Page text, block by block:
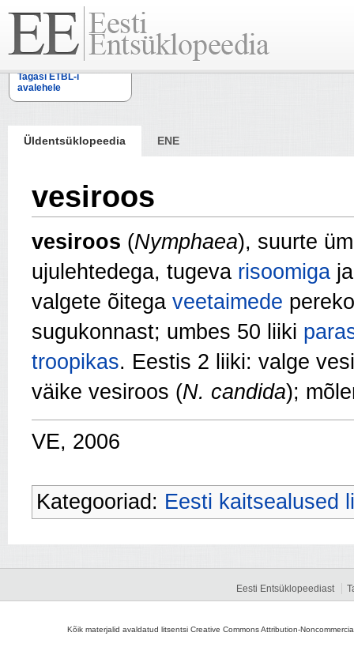
Tagasi ETBL-i
avalehele
Üldentsüklopeedia ENE
vesiroos
vesiroos (Nymphaea), suurte
ujulehtedega, tugeva risoomiga
valgete õitega veetaimede
sugukonnast; umbes 50 liiki
troopikas. Eestis 2 liiki: valge
väike vesiroos (N. candida);
VE, 2006
Kategooriad: Eesti kaitsealused
Eesti Entsüklopeediast
Kõik materjalid avaldatud litsentsi Creative Commons Attribution-